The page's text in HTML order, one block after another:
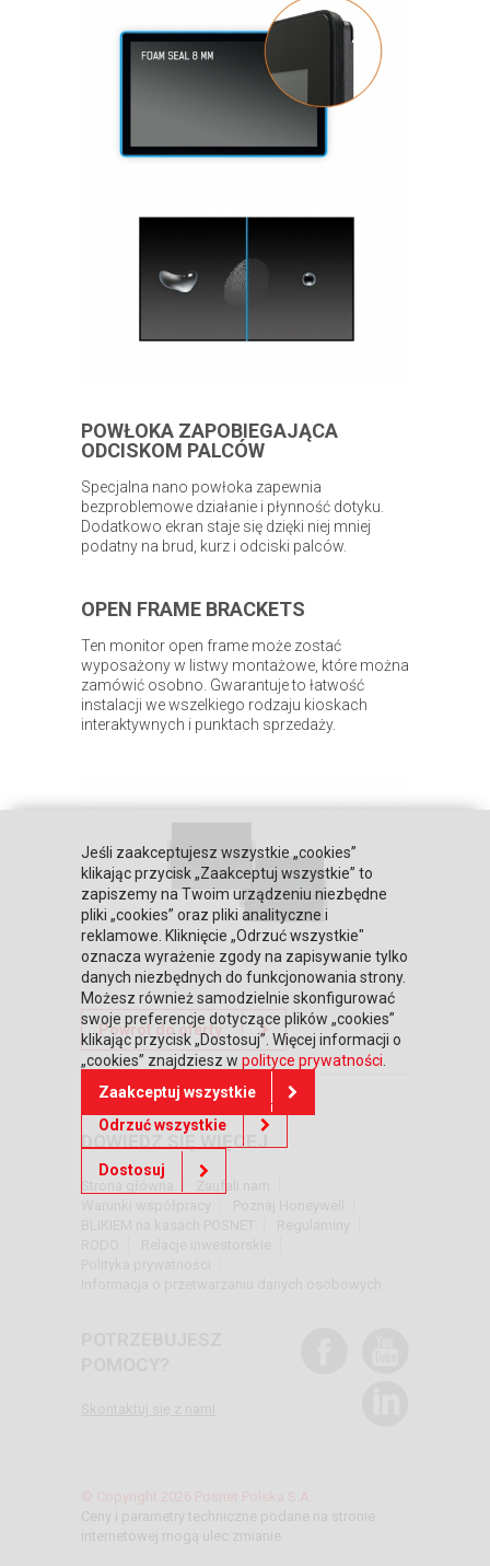
POWŁOKA ZAPOBIEGAJĄCA
ODCISKOM PALCÓW
Specjalna nano powłoka zapewnia
bezproblemowe działanie i płynność dotyku.
Dodatkowo ekran staje się dzięki niej mniej
podatny na brud, kurz i odciski palców.
OPEN FRAME BRACKETS
Ten monitor open frame może zostać
wyposażony w listwy montażowe, które można
zamówić osobno. Gwarantuje to łatwość
instalacji we wszelkiego rodzaju kioskach
interaktywnych i punktach sprzedaży.
Powrót do oferty
DOWIEDZ SIĘ WIĘCEJ
Ceny i parametry techniczne podane na stronie
internetowej mogą ulec zmianie
Jeśli zaakceptujesz wszystkie „cookies”
klikając przycisk „Zaakceptuj wszystkie” to
zapiszemy na Twoim urządzeniu niezbędne
pliki „cookies” oraz pliki analityczne i
reklamowe. Kliknięcie „Odrzuć wszystkie"
oznacza wyrażenie zgody na zapisywanie tylko
danych niezbędnych do funkcjonowania strony.
Możesz również samodzielnie skonfigurować
swoje preferencje dotyczące plików „cookies”
klikając przycisk „Dostosuj”. Więcej informacji o
„cookies” znajdziesz w polityce prywatności
Zaakceptuj wszystkie
Odrzuć wszystkie
Dostosuj